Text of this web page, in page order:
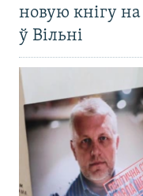
новую кнігу
ў Вільні